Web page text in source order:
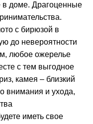
в доме. Драгоценные
с бирюзой в
до невероятности
любое ожерелье
с тем выгодное
камея – близкий
внимания и ухода,
иметь свое